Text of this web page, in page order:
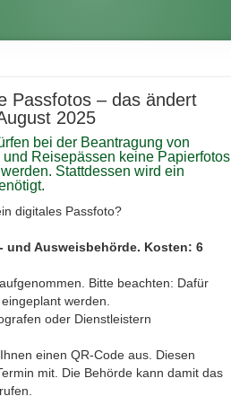
Passfotos – das ändert
2025
bei der Beantragung von
Reisepässen keine Papierfotos
Stattdessen wird ein
digitales Passfoto?
und Ausweisbehörde. Kosten: 6
Bitte beachten: Dafür
werden.
oder Dienstleistern
einen QR-Code aus. Diesen
mit. Die Behörde kann damit das